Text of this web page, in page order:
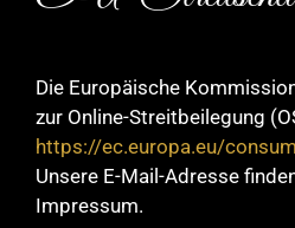
Die Europäische
zur Online-Streitbeilegung
https://ec.europa.eu/
Unsere E-Mail-Adresse
Impressum.